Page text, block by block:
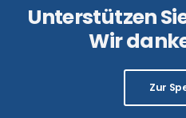
Unterstützen
Wir
Zur